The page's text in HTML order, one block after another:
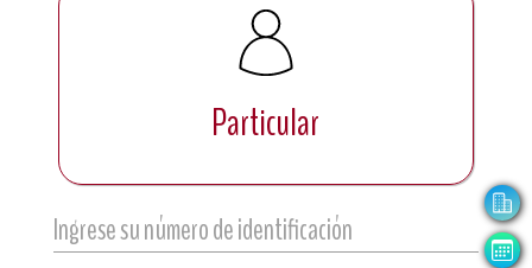
Particular
Ingrese su número de identificación